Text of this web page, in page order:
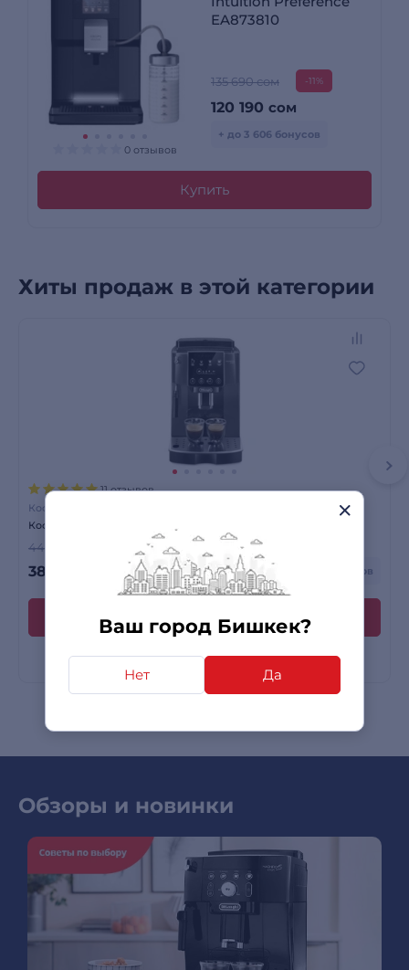
Ваш город Бишкек?
Нет Да
0 отзывов
EA873810
135 690 сом -11%
120 190 сом
+ до 3 606 бонусов
Купить
Хиты продаж в этой категории
11 отзывов
Кофемашины
Кофемашина Delonghi ECAM 220.22.GB
44 190 сом
38 990 + до 1 170 бонусов
Обзоры и новинки